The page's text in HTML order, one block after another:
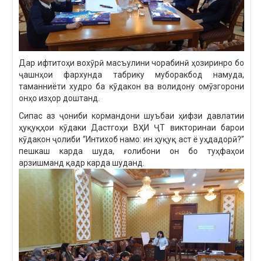
Дар ифтитоҳи вохӯрӣ масъулини чорабинӣ ҳозиринро бо
ҷашнҳои фархунда табрику муборакбод намуда,
таманниёти худро ба кӯдакон ва волидону омӯзгорони
онҳо изҳор доштанд.
Сипас аз ҷониби кормандони шуъбаи ҳифзи давлатии
ҳуқуқҳои кӯдаки Дастгоҳи ВҲИ ҶТ викторинаи барои
кӯдакон ҷолиби “Интихоб намо: ин ҳуқуқ аст ё уҳдадорӣ?”
пешкаш карда шуда, ғолибони он бо туҳфаҳои
арзишманд қадр карда шуданд.